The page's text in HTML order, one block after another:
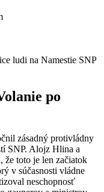
po
zásadný protivládny
SNP. Alojz Hlina a
toto je len začiatok
v súčasnosti vládne
neschopnosť